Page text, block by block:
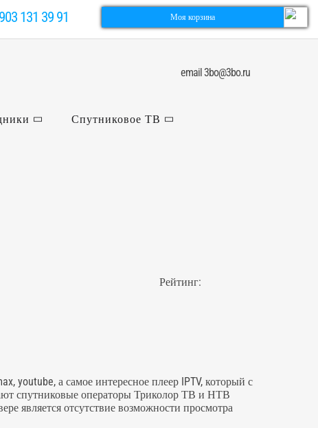
131 39 91 Моя корзина
email 3bo@3bo.ru
Спутниковое ТВ
Рейтинг:
youtube, а самое интересное плеер IPTV, который с
спутниковые операторы Триколор ТВ и НТВ
является отсутствие возможности просмотра